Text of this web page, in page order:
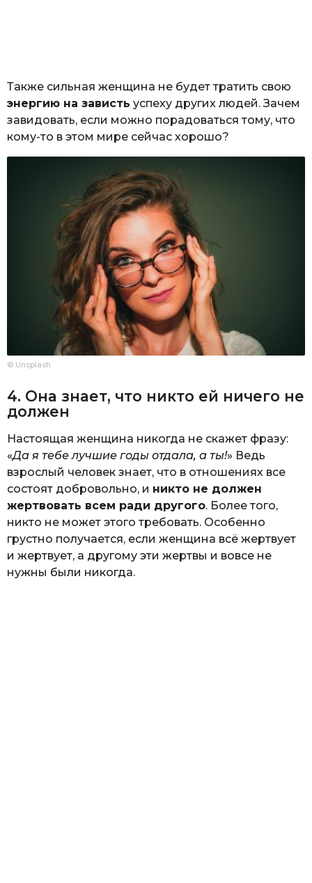
Также сильная женщина не будет тратить свою
энергию на зависть успеху других людей. Зачем
завидовать, если можно порадоваться тому, что
кому-то в этом мире сейчас хорошо?
© Unsplash
4. Она знает, что никто ей ничего не
должен
Настоящая женщина никогда не скажет фразу:
«Да я тебе лучшие годы отдала, а ты!» Ведь
взрослый человек знает, что в отношениях все
состоят добровольно, и никто не должен
жертвовать всем ради другого. Более того,
никто не может этого требовать. Особенно
грустно получается, если женщина всё жертвует
и жертвует, а другому эти жертвы и вовсе не
нужны были никогда.